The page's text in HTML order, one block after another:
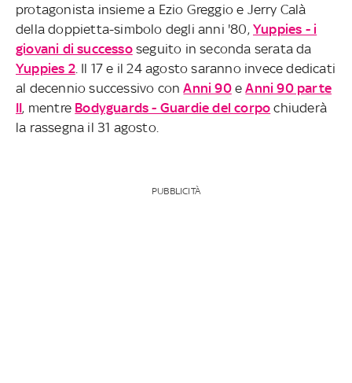
protagonista insieme a Ezio Greggio e Jerry Calà
della doppietta-simbolo degli anni '80, Yuppies - i
giovani di successoseguito in seconda serata da
Yuppies 2. Il 17 e il 24 agosto saranno invece dedicati
al decennio successivo conAnni 90eAnni 90 parte
II, mentre Bodyguards - Guardie del corpo chiuderà
la rassegna il 31 agosto.
PUBBLICITÀ